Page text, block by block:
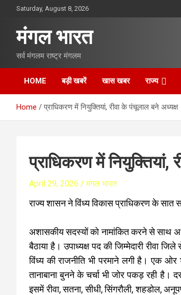
c
n
Saturday, August 8, 2026
मंगल भारत
सर्व मंगलम राष्ट्र मंगलम
HOME बड़ी खबरें खास खबर राज्य
Home प्राधिकरण में नियुक्तियां, रीवा के पंचूलाल बने अध्यक्ष
प्राधिकरण में नियुक्तियां,
April 29, 2026 मंगल भारत
राज्य शासन ने विंध्य विकास प्राधिकरण के सात
अशासकीय सदस्यों को नामांकित करने से साथ
बैठाया है। उपाध्यक्ष पद की जिम्मेदारी रीवा
विंध्य की राजनीति भी परमाने लगी है। एक
तानाबाना बुनने के चर्चा भी जोर पकड़ रही
इसमें रीवा, सतना, सीधी, सिंगरौली, शहडोल,